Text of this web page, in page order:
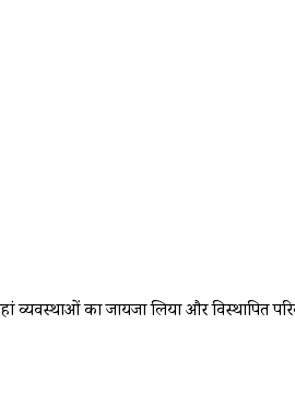
व्यवस्थाओं का जायजा लिया और विस्थापित